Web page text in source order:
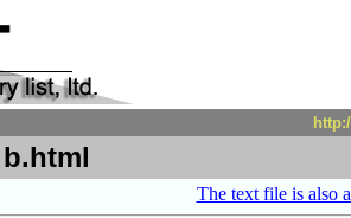
b.html
The text file is also